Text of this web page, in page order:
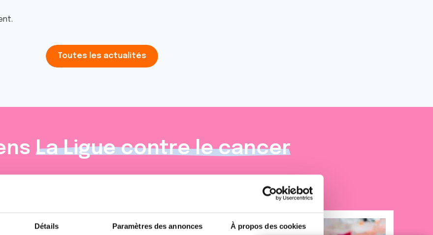
Détails Paramètres des annonces À propos des cookies
Toutes les actualités
La Ligue contre le cancer